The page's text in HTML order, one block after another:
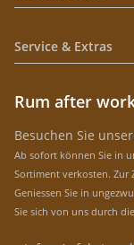
Service & Extras
Rum after
Besuchen Sie
Ab sofort können Sie in
Sortiment verkosten. Zur
Geniessen Sie in
Sie sich von uns durch